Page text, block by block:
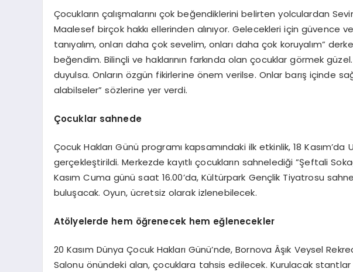
Çocukların çalışmalarını çok beğendiklerini belirten yolculardan
Maalesef birçok hakkı ellerinden alınıyor. Gelecekleri için güvence
tanıyalım, onları daha çok sevelim, onları daha çok koruyalım”
beğendim. Bilinçli ve haklarının farkında olan çocuklar görmek
duyulsa. Onların özgün fikirlerine önem verilse. Onlar barış içinde
alabilseler” sözlerine yer verdi.
Çocuklar sahnede
Çocuk Hakları Günü programı kapsamındaki ilk etkinlik, 18
gerçekleştirildi. Merkezde kayıtlı çocukların sahnelediği ”Şeftali
Kasım Cuma günü saat 16.00’da, Kültürpark Gençlik Tiyatrosu
buluşacak. Oyun, ücretsiz olarak izlenebilecek.
Atölyelerde hem öğrenecek hem eğlenecekler
20 Kasım Dünya Çocuk Hakları Günü’nde, Bornova Âşık Veysel
Salonu önündeki alan, çocuklara tahsis edilecek. Kurulacak